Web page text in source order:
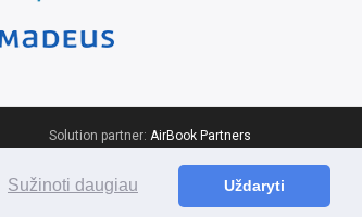
Sužinoti daugiau Uždaryti
Solution partner: AirBook Partners
Radote klaidą?